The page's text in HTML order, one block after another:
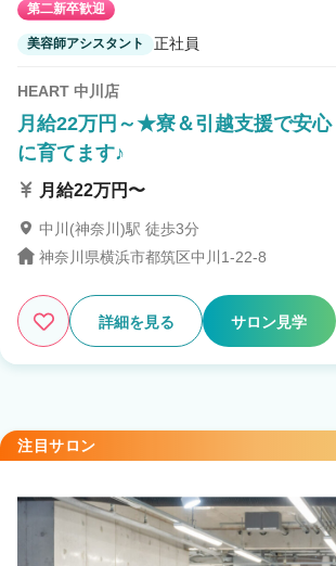
第二新卒歓迎
美容師アシスタント 正社員
HEART 中川店
月給22万円～★寮＆引越支援で安
に育てます♪
月給22万円〜
中川(神奈川)駅 徒歩3分
神奈川県横浜市都筑区中川1-22-8
詳細を見る サロン見学
注目サロン